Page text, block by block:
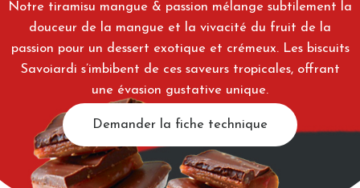
Notre tiramisu mangue & passion mélange subtilement la
douceur de la mangue et la vivacité du fruit de la
passion pour un dessert exotique et crémeux. Les biscuits
Savoiardi s’imbibent de ces saveurs tropicales, offrant
une évasion gustative unique.
Demander la fiche technique